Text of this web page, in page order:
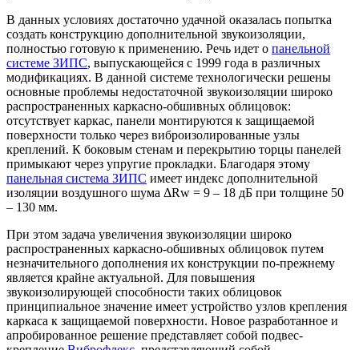
В данных условиях достаточно удачной оказалась попытка
создать конструкцию дополнительной звукоизоляции,
полностью готовую к применению. Речь идет о панельной
системе ЗИПС, выпускающейся с 1999 года в различных
модификациях. В данной системе технологически решены
основные проблемы недостаточной звукоизоляции широко
распространенных каркасно-обшивных облицовок:
отсутствует каркас, панели монтируются к защищаемой
поверхности только через виброизолированные узлы
креплений. К боковым стенам и перекрытию торцы панелей
примыкают через упругие прокладки. Благодаря этому
панельная система ЗИПС имеет индекс дополнительной
изоляции воздушного шума ΔRw = 9 – 18 дБ при толщине 50
– 130 мм.
При этом задача увеличения звукоизоляции широко
распространенных каркасно-обшивных облицовок путем
незначительного дополнения их конструкции по-прежнему
является крайне актуальной. Для повышения
звукоизолирующей способности таких облицовок
принципиальное значение имеет устройство узлов крепления
каркаса к защищаемой поверхности. Новое разработанное и
апробированное решение представляет собой подвес-